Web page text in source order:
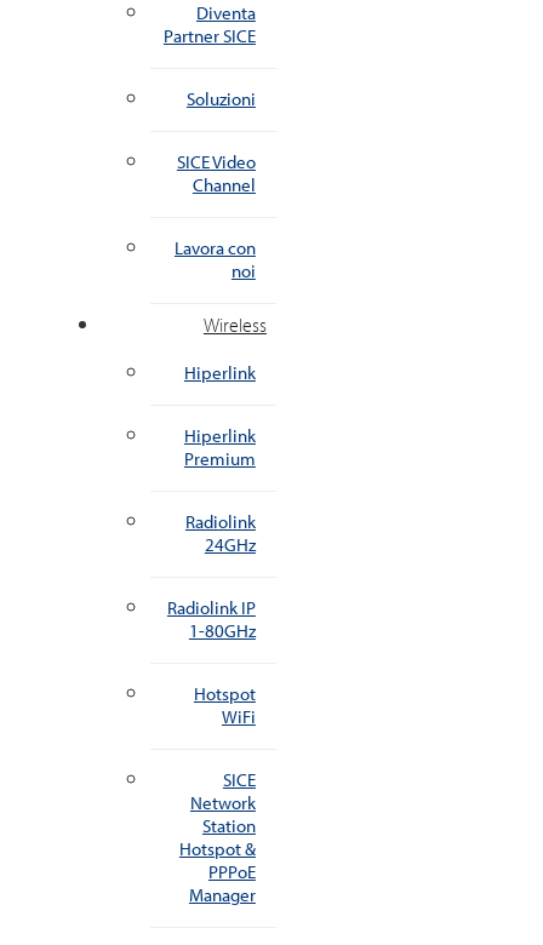
Diventa
Partner SICE
Soluzioni
SICE Video
Channel
Lavora con
noi
Wireless
Hiperlink
Hiperlink
Premium
Radiolink
24GHz
Radiolink IP
1-80GHz
Hotspot
WiFi
SICE
Network
Station
Hotspot &
PPPoE
Manager